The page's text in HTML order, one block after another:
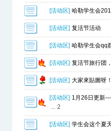
[活动区] 哈勒学生会
[活动区] 复活节活动
[活动区] 哈勒学生会qq
[活动区] 复活节旅行团
[活动区] 大家來貼圖呀
[活动区] 1月26日更新
... 2
[活动区] 学生会这个夏